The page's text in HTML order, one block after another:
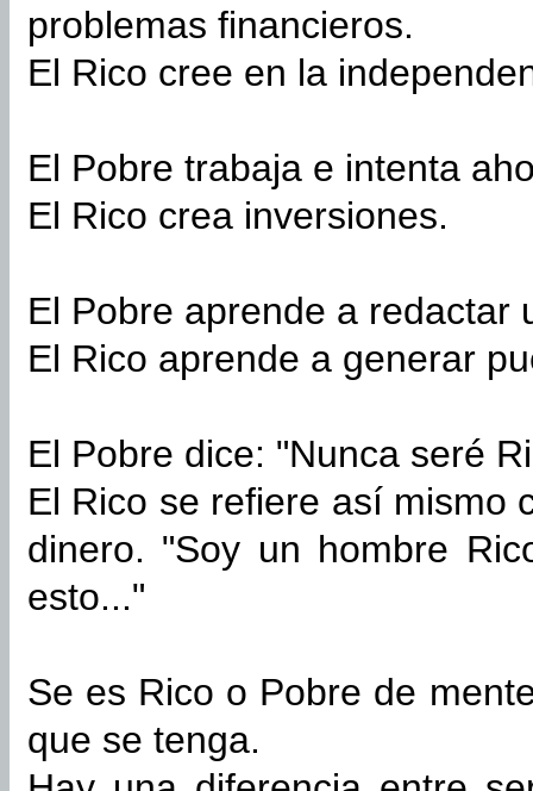
problemas financieros.
El Rico cree en la
El Pobre trabaja e intenta
El Rico crea inversiones.
El Pobre aprende a redactar
El Rico aprende a generar
El Pobre dice: "Nunca seré
El Rico se refiere así mismo
dinero. "Soy un hombre
esto..."
Se es Rico o Pobre de
que se tenga.